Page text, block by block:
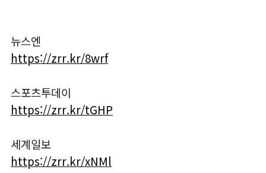
뉴스엔
https://zrr.kr/8wrf
스포츠투데이
https://zrr.kr/tGHP
세계일보
https://zrr.kr/xNMl